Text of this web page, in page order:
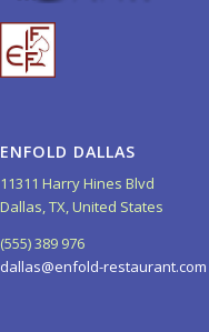
ENFOLD DALLAS
11311 Harry Hines Blvd
Dallas, TX, United States
(555) 389 976
dallas@enfold-restaurant.com